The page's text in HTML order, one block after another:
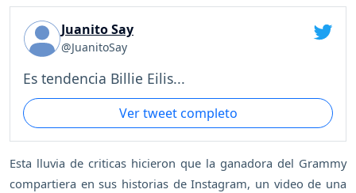
Juanito Say
@JuanitoSay
Es tendencia Billie Eilis...
Ver tweet completo
Esta lluvia de criticas hicieron que la ganadora del Grammy
compartiera en sus historias de Instagram, un video de una